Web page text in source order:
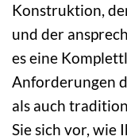
Konstruktion,
und der
es eine
Anforderungen
als auch
Sie sich vor, wie